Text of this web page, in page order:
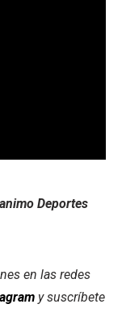
Deportes
en las redes
y suscríbete